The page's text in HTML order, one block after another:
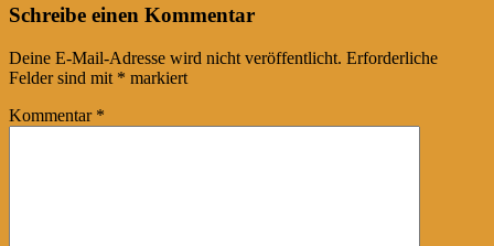
Post
navigation
←
Schreibe einen Kommentar
Deine E-Mail-Adresse wird nicht veröffentlicht. Erforderliche
Felder sind mit * markiert
Kommentar *